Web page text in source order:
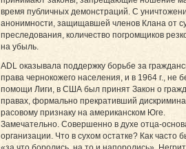
время публичных демонстраций. С
анонимности, защищавшей членов Клана от
преследования, количество погромщиков
на убыль.
ADL оказывала поддержку борьбе за
права чернокожего населения, и в 1964 г., не
помощи Лиги, в США был принят Закон о
правах, формально прекративший
расовому признаку на американском Юге.
Замечательно. Совершенно в духе отца-
организации. Что в сухом остатке? Как часто